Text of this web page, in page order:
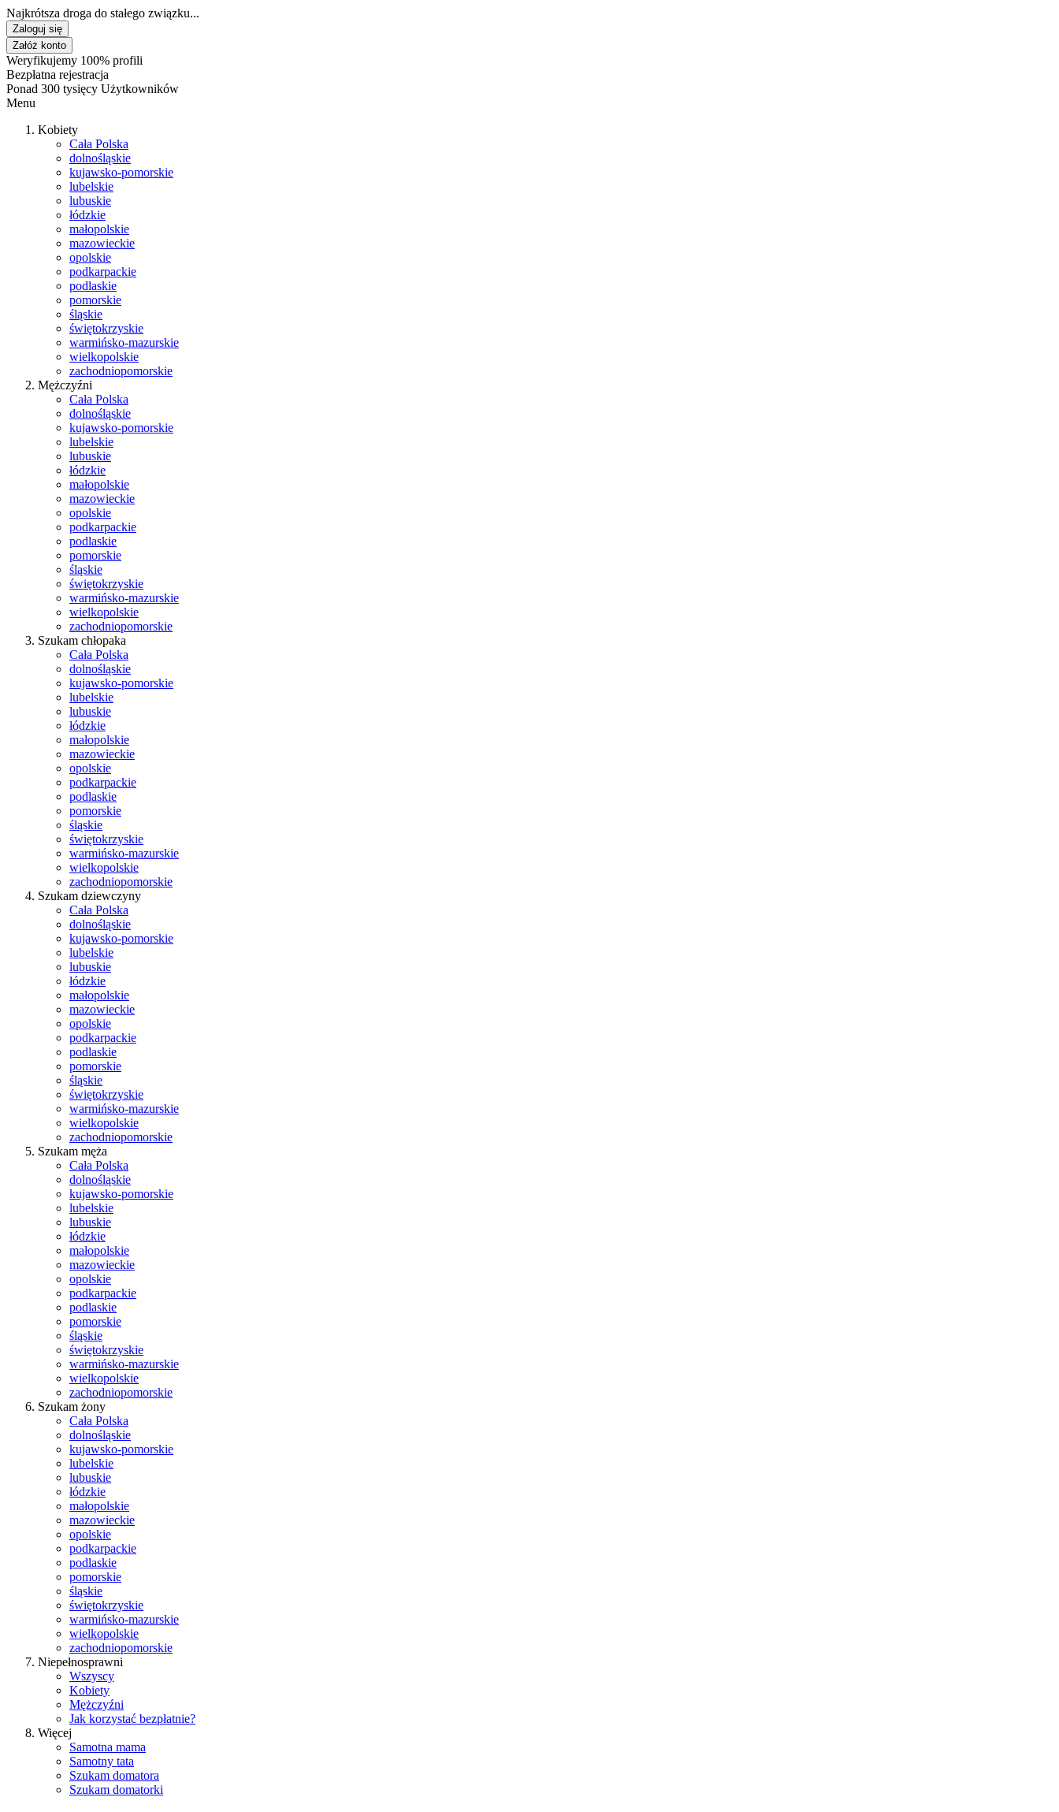
Najkrótsza droga do stałego związku...
Zaloguj się
Załóż konto
Weryfikujemy 100% profili
Bezpłatna rejestracja
Ponad 300 tysięcy Użytkowników
Menu
Kobiety
Cała Polska
dolnośląskie
kujawsko-pomorskie
lubelskie
lubuskie
łódzkie
małopolskie
mazowieckie
opolskie
podkarpackie
podlaskie
pomorskie
śląskie
świętokrzyskie
warmińsko-mazurskie
wielkopolskie
zachodniopomorskie
Mężczyźni
Cała Polska
dolnośląskie
kujawsko-pomorskie
lubelskie
lubuskie
łódzkie
małopolskie
mazowieckie
opolskie
podkarpackie
podlaskie
pomorskie
śląskie
świętokrzyskie
warmińsko-mazurskie
wielkopolskie
zachodniopomorskie
Szukam chłopaka
Cała Polska
dolnośląskie
kujawsko-pomorskie
lubelskie
lubuskie
łódzkie
małopolskie
mazowieckie
opolskie
podkarpackie
podlaskie
pomorskie
śląskie
świętokrzyskie
warmińsko-mazurskie
wielkopolskie
zachodniopomorskie
Szukam dziewczyny
Cała Polska
dolnośląskie
kujawsko-pomorskie
lubelskie
lubuskie
łódzkie
małopolskie
mazowieckie
opolskie
podkarpackie
podlaskie
pomorskie
śląskie
świętokrzyskie
warmińsko-mazurskie
wielkopolskie
zachodniopomorskie
Szukam męża
Cała Polska
dolnośląskie
kujawsko-pomorskie
lubelskie
lubuskie
łódzkie
małopolskie
mazowieckie
opolskie
podkarpackie
podlaskie
pomorskie
śląskie
świętokrzyskie
warmińsko-mazurskie
wielkopolskie
zachodniopomorskie
Szukam żony
Cała Polska
dolnośląskie
kujawsko-pomorskie
lubelskie
lubuskie
łódzkie
małopolskie
mazowieckie
opolskie
podkarpackie
podlaskie
pomorskie
śląskie
świętokrzyskie
warmińsko-mazurskie
wielkopolskie
zachodniopomorskie
Niepełnosprawni
Wszyscy
Kobiety
Mężczyźni
Jak korzystać bezpłatnie?
Więcej
Samotna mama
Samotny tata
Szukam domatora
Szukam domatorki